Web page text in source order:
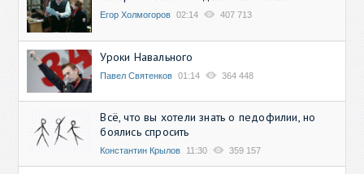
Егор Холмогоров 02:14 407 713
Уроки Навального
Павел Святенков 01:14 364 448
Всё, что вы хотели знать о педофилии, но
боялись спросить
Константин Крылов 11:30 359 157